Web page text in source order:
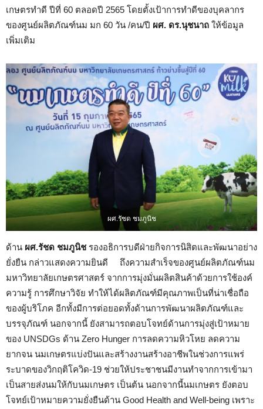
เกษตรทำดี ปีที่ 60 ตลอดปี 2565 โดยตั้งเป้าการทำดีของบุคลากร
ของศูนย์ผลิตภัณฑ์นม มก 60 วัน /คน/ปี ผศ. ดร.นุชนาถ ให้ข้อมูล
เพิ่มเติม
ผศ.รัชด ชมภูนิช
ด้าน ผศ.รัชด ชมภูนิชรองอธิการบดีฝ่ายกิจการนิสิตและพัฒนาอย่าง
ยั่งยืน กล่าวแสดงความยินดี ถึงความสำเร็จของศูนย์ผลิตภัณฑ์นม
มหาวิทยาลัยเกษตรศาสตร์ จากการมุ่งมั่นผลิตสินค้าด้วยการใช้องค์
ความรู้ การศึกษาวิจัย ทำให้ได้ผลิตภัณฑ์มีคุณภาพเป็นที่น่าเชื่อถือ
ของผู้บริโภค อีกทั้งมีการต่อยอดทั้งด้านการพัฒนาผลิตภัณฑ์และ
บรรจุภัณฑ์ นอกจากนี้ ยังสามารถตอบโจทย์ด้านการมุ่งสู่เป้าหมาย
ของ UNSDGs ด้าน Zero Hunger การลดความหิวโหย ลดความ
ยากจน นมเกษตรแบ่งปันและสร้างงานสร้างอาชีพในช่วงการแพร่
ระบาดของวิกฤติโควิด-19 ช่วยให้ประชาชนมีงานทำจากการเข้ามา
เป็นสายส่งนมให้กับนมเกษตร เป็นต้น นอกจากนี้นมเกษตร ยังตอบ
โจทย์เป้าหมายความยั่งยืนด้าน Good Health and Well-being เพราะ